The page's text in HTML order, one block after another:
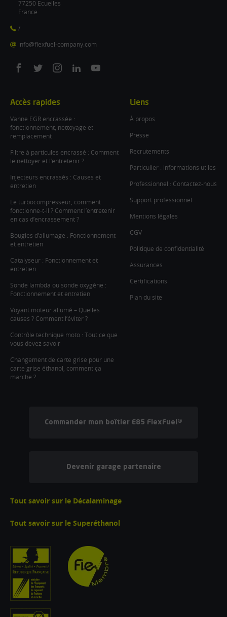
77250 Ecuelles
France
/
info@flexfuel-company.com
On
On
On
On
On
Accès rapides
Vanne EGR encrassée :
fonctionnement, nettoyage et
remplacement
Filtre à particules encrassé : Comment
le nettoyer et l’entretenir ?
Injecteurs encrassés : Causes et
entretien
Le turbocompresseur, comment
fonctionne-t-il ? Comment l’entretenir
en cas d’encrassement ?
Bougies d’allumage : Fonctionnement
et entretien
Catalyseur : Fonctionnement et
entretien
Sonde lambda ou sonde oxygène :
Fonctionnement et entretien
Voyant moteur allumé – Quelles
causes ? Comment l’éviter ?
Contrôle technique moto : Tout ce que
vous devez savoir
Changement de carte grise pour une
carte grise éthanol, comment ça
marche ?
Liens
À propos
Presse
Recrutements
Particulier : informations utiles
Professionnel : Contactez-nous
Support professionnel
Mentions légales
CGV
Politique de confidentialité
Assurances
Certifications
Plan du site
Commander mon boîtier E85 FlexFuel®
Devenir garage partenaire
Tout savoir sur le Décalaminage
Tout savoir sur le Superéthanol